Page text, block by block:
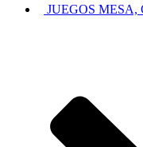
JUEGOS MESA,